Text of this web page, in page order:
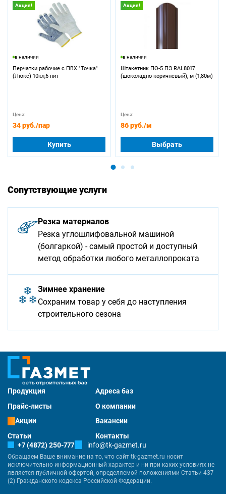
Акция!
в наличии
Перчатки рабочие с ПВХ "Точка"
(Люкс) 10кл,6 нит
Цена:
34 руб./пар
Купить
Акция!
в наличии
Штакетник ПО-5 ПЭ RAL8017
(шоколадно-коричневый), м (1,80м)
Цена:
86 руб./м
Выбрать
Сопутствующие услуги
Резка материалов
Резка углошлифовальной машиной
(болгаркой) - самый простой и доступный
метод обработки любого металлопроката
Зимнее хранение
Сохраним товар у себя до наступления
строительного сезона
Продукция
Адреса баз
Прайс-листы
О компании
Акции
Вакансии
Статьи
Контакты
+7 (4872) 250-777
info@tk-gazmet.ru
Обращаем Ваше внимание на то, что сайт tk-gazmet.ru носит
исключительно информационный характер и ни при каких условиях не
является публичной офертой, определяемой положениями Статьи 437
(2) Гражданского кодекса Российской Федерации.